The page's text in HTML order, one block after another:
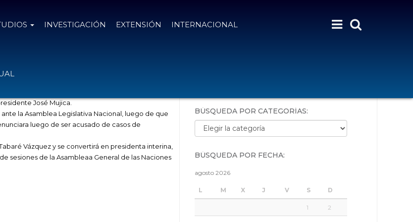
INVESTIGACIÓN EXTENSIÓN INTERNACIONAL
José Mujica.
la Asamblea Legislativa Nacional, luego de que
luego de ser acusado de casos de
Vázquez y se convertirá en presidenta interina,
sesiones de la Asambleaa General de las Naciones
BÚSQUEDA POR CATEGORÍAS:
Búsqueda por categorías:
BÚSQUEDA POR FECHA:
agosto 2026
L M X J V S D
1 2